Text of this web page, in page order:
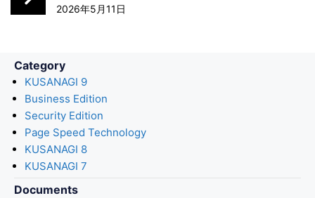
2026年5月11日
Category
KUSANAGI 9
Business Edition
Security Edition
Page Speed Technology
KUSANAGI 8
KUSANAGI 7
Documents